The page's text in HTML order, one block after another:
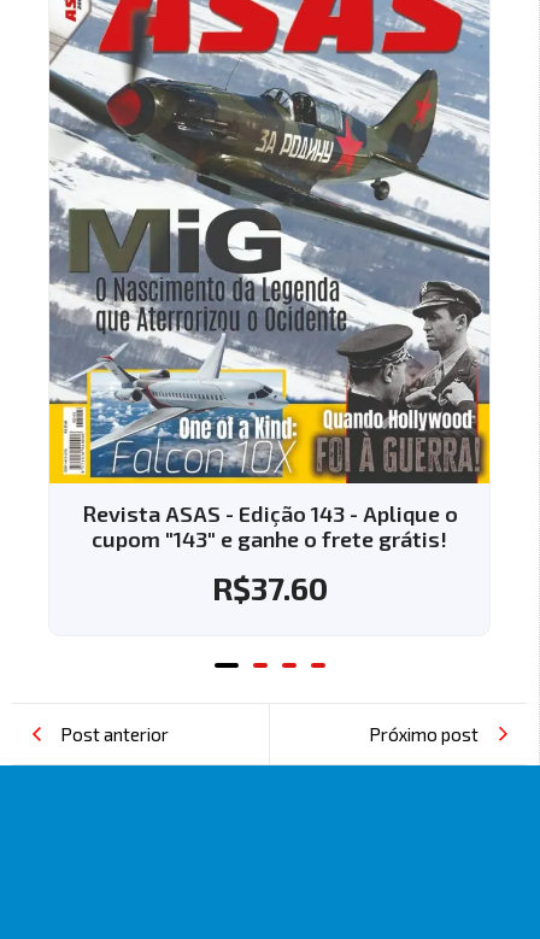
Revista ASAS - Edição 144 - Aplique o
cupom "144" e ganhe o frete grátis!
R$37.60
Post anterior Próximo post